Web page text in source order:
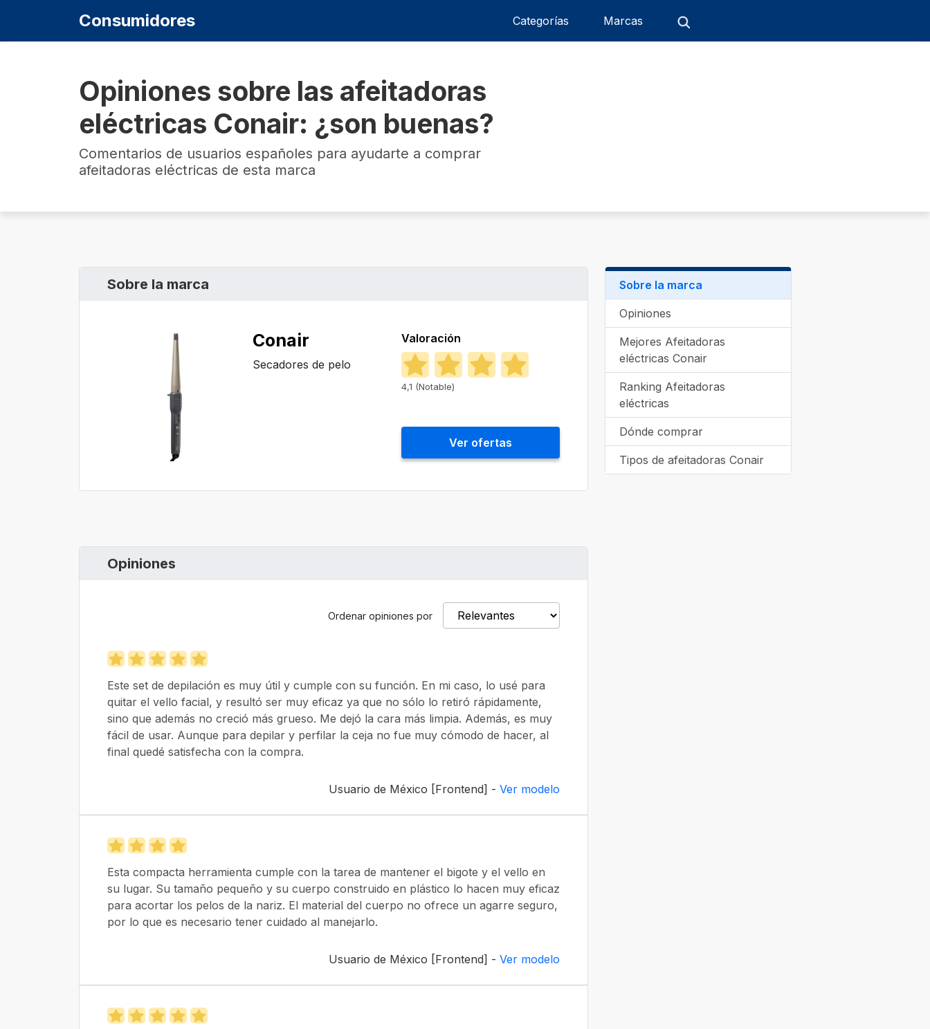
Consumidores Categorías Marcas
Opiniones sobre las afeitadoras
eléctricas Conair: ¿son buenas?
Comentarios de usuarios españoles para ayudarte a comprar
afeitadoras eléctricas de esta marca
Sobre la marca
Opiniones
Mejores Afeitadoras
eléctricas Conair
Ranking Afeitadoras
eléctricas
Dónde comprar
Tipos de afeitadoras Conair
Sobre la marca
Conair
Secadores de pelo
Valoración
4,1 (Notable)
Ver ofertas
Opiniones
Ordenar opiniones por
Este set de depilación es muy útil y cumple con su función. En mi caso, lo usé para
quitar el vello facial, y resultó ser muy eficaz ya que no sólo lo retiró rápidamente,
sino que además no creció más grueso. Me dejó la cara más limpia. Además, es muy
fácil de usar. Aunque para depilar y perfilar la ceja no fue muy cómodo de hacer, al
final quedé satisfecha con la compra.
Usuario de México [Frontend] - Ver modelo
Esta compacta herramienta cumple con la tarea de mantener el bigote y el vello en
su lugar. Su tamaño pequeño y su cuerpo construido en plástico lo hacen muy eficaz
para acortar los pelos de la nariz. El material del cuerpo no ofrece un agarre seguro,
por lo que es necesario tener cuidado al manejarlo.
Usuario de México [Frontend] - Ver modelo